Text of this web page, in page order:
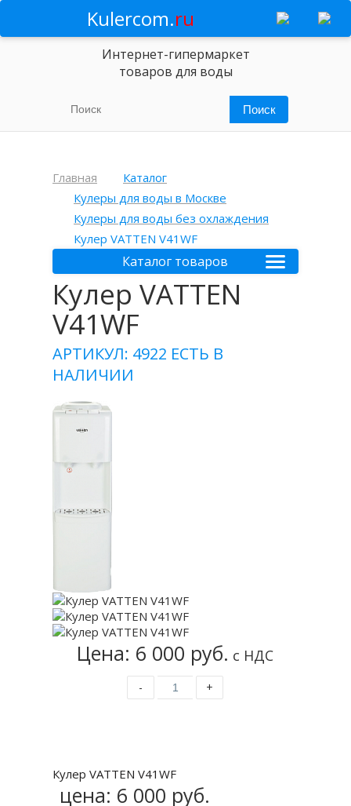
Kulercom.ru
Интернет-гипермаркет
товаров для воды
Главная
Каталог
Кулеры для воды в Москве
Кулеры для воды без охлаждения
Кулер VATTEN V41WF
Каталог товаров
Кулер VATTEN
V41WF
АРТИКУЛ: 4922 ЕСТЬ В
НАЛИЧИИ
Цена: 6 000 руб. с НДС
- +
Кулер VATTEN V41WF
цена: 6 000 руб.